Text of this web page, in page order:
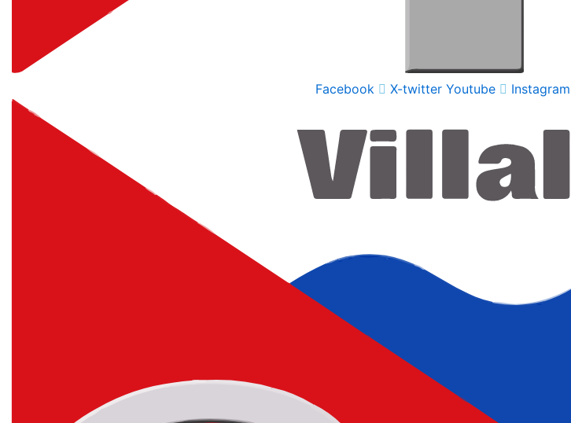
Facebook X-twitter Youtube Instagram